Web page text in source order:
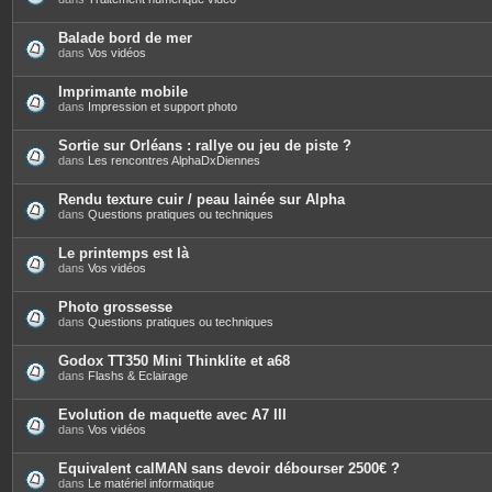
t
Balade bord de mer
dans Vos vidéos
Imprimante mobile
dans Impression et support photo
Sortie sur Orléans : rallye ou jeu de piste ?
dans Les rencontres AlphaDxDiennes
Rendu texture cuir / peau lainée sur Alpha
dans Questions pratiques ou techniques
Le printemps est là
dans Vos vidéos
Photo grossesse
dans Questions pratiques ou techniques
Godox TT350 Mini Thinklite et a68
dans Flashs & Eclairage
Evolution de maquette avec A7 III
dans Vos vidéos
Equivalent calMAN sans devoir débourser 2500€ ?
dans Le matériel informatique